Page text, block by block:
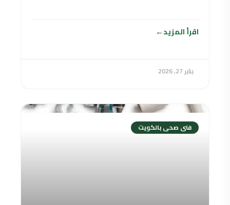
اقرأ المزيد
يناير 27, 2026
فنى صحى بالكويت